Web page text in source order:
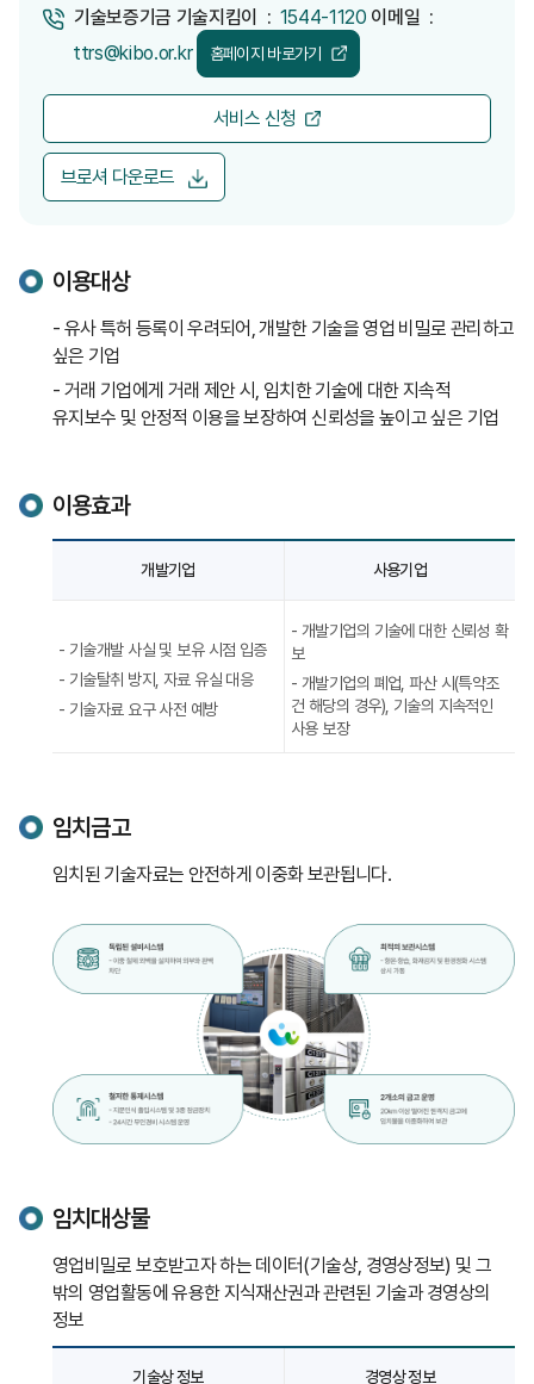
기술보증기금 기술지킴이 : 1544-1120 이메일 :
ttrs@kibo.or.kr
홈페이지 바로가기
서비스 신청
브로셔 다운로드
이용대상
- 유사 특허 등록이 우려되어, 개발한 기술을 영업 비밀로 관리하고
싶은 기업
- 거래 기업에게 거래 제안 시, 임치한 기술에 대한 지속적
유지보수 및 안정적 이용을 보장하여 신뢰성을 높이고 싶은 기업
이용효과
기업
유형별
효과
개발기업 사용기업
- 기술개발 사실 및 보유 시점 입증
- 기술탈취 방지, 자료 유실 대응
- 기술자료 요구 사전 예방
- 개발기업의 기술에 대한 신뢰성 확
보
- 개발기업의 폐업, 파산 시(특약조
건 해당의 경우), 기술의 지속적인
사용 보장
임치금고
임치된 기술자료는 안전하게 이중화 보관됩니다.
임치대상물
영업비밀로 보호받고자 하는 데이터(기술상, 경영상정보) 및 그
밖의 영업활동에 유용한 지식재산권과 관련된 기술과 경영상의
정보
기술상 정보 경영상 정보